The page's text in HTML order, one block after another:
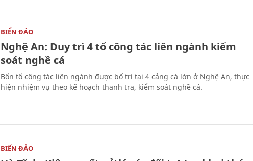
BIỂN ĐẢO
Nghệ An: Duy trì 4 tổ công tác liên ngành kiểm
soát nghề cá
Bốn tổ công tác liên ngành được bố trí tại 4 cảng cá lớn ở Nghệ An, thực
hiện nhiệm vụ theo kế hoạch thanh tra, kiểm soát nghề cá.
BIỂN ĐẢO